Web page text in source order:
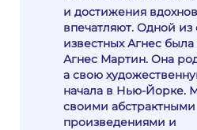
и достижения
впечатляют. Одной из
известных Агнес
Агнес Мартин. Она
а свою
начала в Нью-Йорке.
своими абстрактными
произведениями и